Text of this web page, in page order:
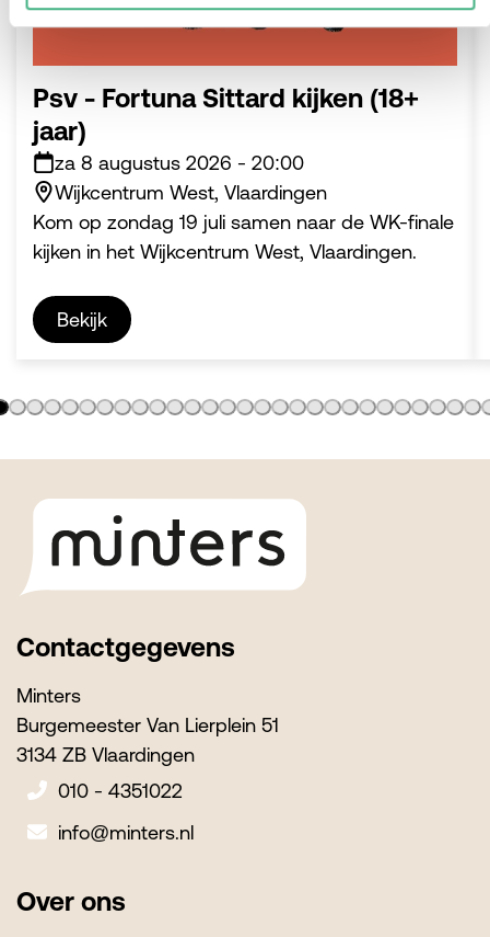
Psv - Fortuna Sittard kijken (18+
jaar)
za 8 augustus 2026 - 20:00
Wijkcentrum West, Vlaardingen
Kom op zondag 19 juli samen naar de WK-finale
kijken in het Wijkcentrum West, Vlaardingen.
Bekijk
Contactgegevens
Minters
Burgemeester Van Lierplein 51
3134 ZB Vlaardingen
010 - 4351022
info@minters.nl
Over ons